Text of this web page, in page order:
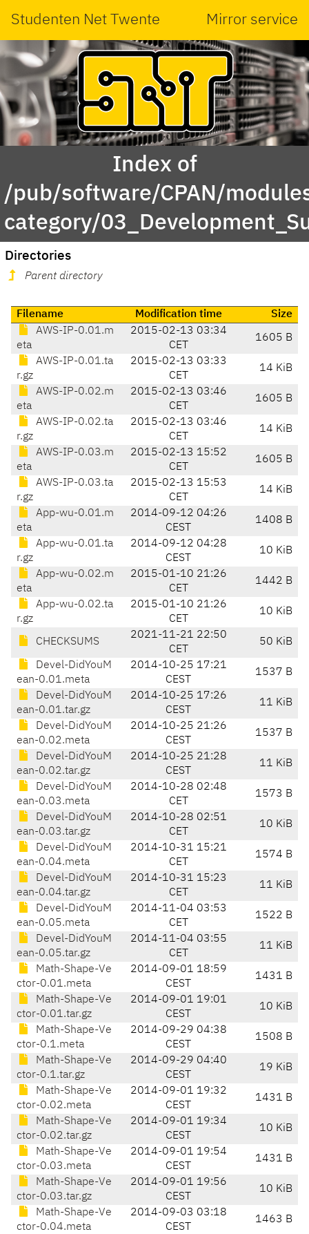
Studenten Net Twente Mirror service
Index of
/pub/software/CPAN/
category/
Directories
Parent directory
Filename Modification time
Size
AWS-IP-0.01.m
eta
2015-02-13 03:34
CET
1605 B
AWS-IP-0.01.ta
r.gz
2015-02-13 03:33
CET
14 KiB
AWS-IP-0.02.m
eta
2015-02-13 03:46
CET
1605 B
AWS-IP-0.02.ta
r.gz
2015-02-13 03:46
CET
14 KiB
AWS-IP-0.03.m
eta
2015-02-13 15:52
CET
1605 B
AWS-IP-0.03.ta
r.gz
2015-02-13 15:53
CET
14 KiB
App-wu-0.01.m
eta
2014-09-12 04:26
CEST
1408 B
App-wu-0.01.ta
r.gz
2014-09-12 04:28
CEST
10 KiB
App-wu-0.02.m
eta
2015-01-10 21:26
CET
1442 B
App-wu-0.02.ta
r.gz
2015-01-10 21:26
CET
10 KiB
CHECKSUMS
2021-11-21 22:50
CET
50 KiB
Devel-DidYouM
ean-0.01.meta
2014-10-25 17:21
CEST
1537 B
Devel-DidYouM
ean-0.01.tar.gz
2014-10-25 17:26
CEST
11 KiB
Devel-DidYouM
ean-0.02.meta
2014-10-25 21:26
CEST
1537 B
Devel-DidYouM
ean-0.02.tar.gz
2014-10-25 21:28
CEST
11 KiB
Devel-DidYouM
ean-0.03.meta
2014-10-28 02:48
CET
1573 B
Devel-DidYouM
ean-0.03.tar.gz
2014-10-28 02:51
CET
10 KiB
Devel-DidYouM
ean-0.04.meta
2014-10-31 15:21
CET
1574 B
Devel-DidYouM
ean-0.04.tar.gz
2014-10-31 15:23
CET
11 KiB
Devel-DidYouM
ean-0.05.meta
2014-11-04 03:53
CET
1522 B
Devel-DidYouM
ean-0.05.tar.gz
2014-11-04 03:55
CET
11 KiB
Math-Shape-Ve
ctor-0.01.meta
2014-09-01 18:59
CEST
1431 B
Math-Shape-Ve
ctor-0.01.tar.gz
2014-09-01 19:01
CEST
10 KiB
Math-Shape-Ve
ctor-0.1.meta
2014-09-29 04:38
CEST
1508 B
Math-Shape-Ve
ctor-0.1.tar.gz
2014-09-29 04:40
CEST
19 KiB
Math-Shape-Ve
ctor-0.02.meta
2014-09-01 19:32
CEST
1431 B
Math-Shape-Ve
ctor-0.02.tar.gz
2014-09-01 19:34
CEST
10 KiB
Math-Shape-Ve
ctor-0.03.meta
2014-09-01 19:54
CEST
1431 B
Math-Shape-Ve
ctor-0.03.tar.gz
2014-09-01 19:56
CEST
10 KiB
Math-Shape-Ve
ctor-0.04.meta
2014-09-03 03:18
CEST
1463 B